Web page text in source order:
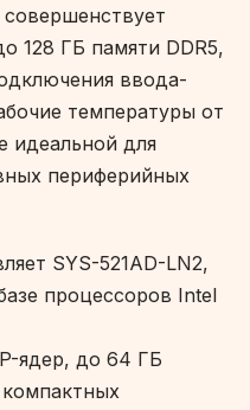
128 ГБ памяти DDR5,
ввода-
температуры от
идеальной для
периферийных
SYS-521AD-LN2,
процессоров Intel
ядер, до 64 ГБ